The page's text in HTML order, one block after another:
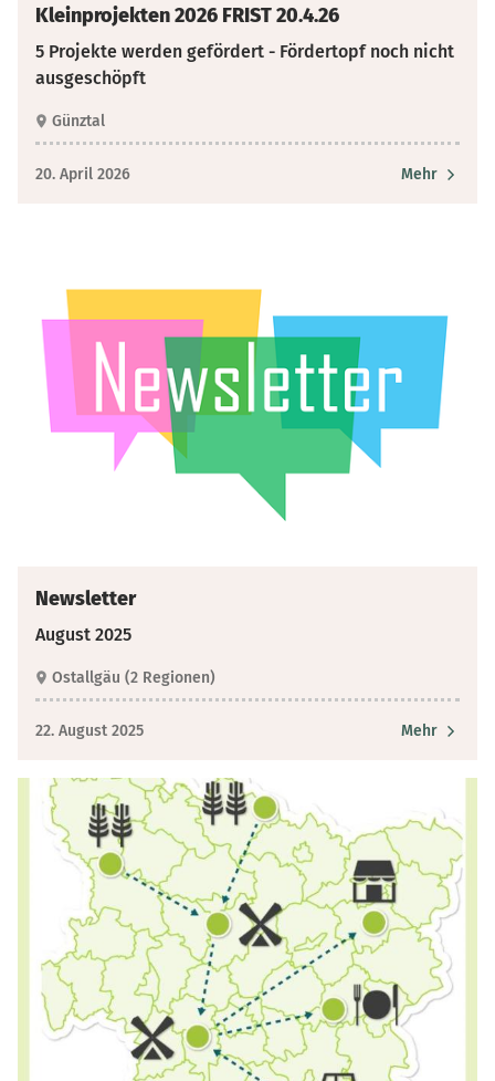
Kleinprojekten 2026 FRIST 20.4.26
5 Projekte werden gefördert - Fördertopf noch nicht
ausgeschöpft
Günztal
20. April 2026 Mehr
Newsletter
August 2025
Ostallgäu (2 Regionen)
22. August 2025 Mehr